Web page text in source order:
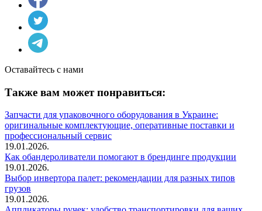
Оставайтесь с нами
Также вам может понравиться:
Запчасти для упаковочного оборудования в Украине:
оригинальные комплектующие, оперативные поставки и
профессиональный сервис
19.01.2026.
Как обандероливатели помогают в брендинге продукции
19.01.2026.
Выбор инвертора палет: рекомендации для разных типов
грузов
19.01.2026.